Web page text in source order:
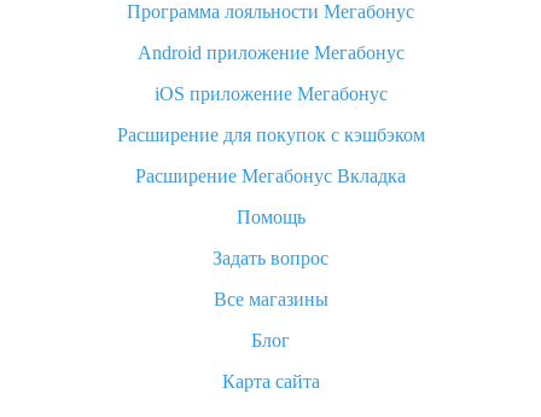
Как узнать, куда пришла посылка с Алиэкспресс
Вы отменили заказ на Алиэкспресс, когда вернут деньги?
Что такое баллы на Алиэкспресс, как их получить и
«AliExpress Standard Shipping»: что это за метод доставки и
как его отслеживать
Как покупать оптом на Алиэкспресс
Что делать, если не пришел товар с Алиэкспресс
возврата денег
Программа лояльности Мегабонус
Android приложение Мегабонус
iOS приложение Мегабонус
Расширение для покупок с кэшбэком
Расширение Мегабонус Вкладка
Помощь
Задать вопрос
Все магазины
Блог
Карта сайта